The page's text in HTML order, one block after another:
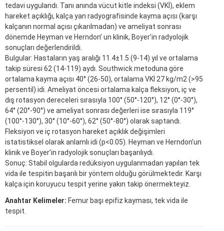
tedavi uygulandı. Tanı anında vücut kitle indeksi (VKİ), eklem
hareket açıklığı, kalça yan radyografisinde kayma açısı (karşı
kalçanın normal açısı çıkarılmadan) ve ameliyat sonrası
dönemde Heyman ve Herndon’ un klinik, Boyer’in radyolojik
sonuçları değerlendirildi.
Bulgular: Hastaların yaş aralığı 11.4±1.5 (9-14) yıl ve ortalama
takip süresi 62 (14-119) aydı. Southwick metoduna göre
ortalama kayma açısı 40° (26-50), ortalama VKİ 27 kg/m2 (>95
persentil) idi. Ameliyat öncesi ortalama kalça fleksiyon, iç ve
dış rotasyon dereceleri sırasıyla 100° (50°-120°), 12° (0°-30°),
64° (20°-90°) ve ameliyat sonrası değerleri ise sırasıyla 119°
(100°-130°), 30° (10°-60°), 62° (50°-80°) olarak saptandı.
Fleksiyon ve iç rotasyon hareket açıklık değişimleri
istatistiksel olarak anlamlı idi (p<0.05). Heyman ve Herndon’un
klinik ve Boyer’in radyolojik sonuçları başarılıydı.
Sonuç: Stabil olgularda redüksiyon uygulanmadan yapılan tek
vida ile tespitin başarılı bir yöntem olduğu görülmektedir. Karşı
kalça için koruyucu tespit yerine yakın takip önermekteyiz.
Anahtar Kelimeler: Femur başı epifiz kayması, tek vida ile
tespit.